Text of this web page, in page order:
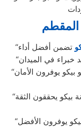
المقطم
“جودة في كل تفاصيل الصيانة: مهندسو بيكو يوفرون الأمان
“الاعتماد على الاحترافية: مهندسو صيانة بيكو يحققون الثقة